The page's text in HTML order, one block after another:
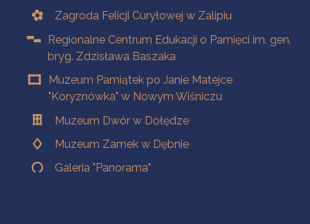
Zagroda Felicji Curyłowej w Zalipiu
Regionalne Centrum Edukacji o Pamięci im. gen.
bryg. Zdzisława Baszaka
Muzeum Pamiątek po Janie Matejce
"Koryznówka" w Nowym Wiśniczu
Muzeum Dwór w Dołędze
Muzeum Zamek w Dębnie
Galeria "Panorama"